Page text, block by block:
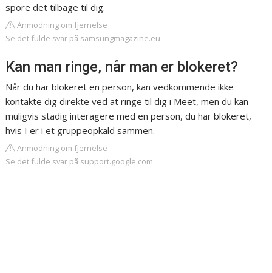
spore det tilbage til dig.
Anmodning om fjernelse
Se det fulde svar på samsungmagazine.eu
Kan man ringe, når man er blokeret?
Når du har blokeret en person, kan vedkommende ikke
kontakte dig direkte ved at ringe til dig i Meet, men du kan
muligvis stadig interagere med en person, du har blokeret,
hvis I er i et gruppeopkald sammen.
Anmodning om fjernelse
Se det fulde svar på support.google.com